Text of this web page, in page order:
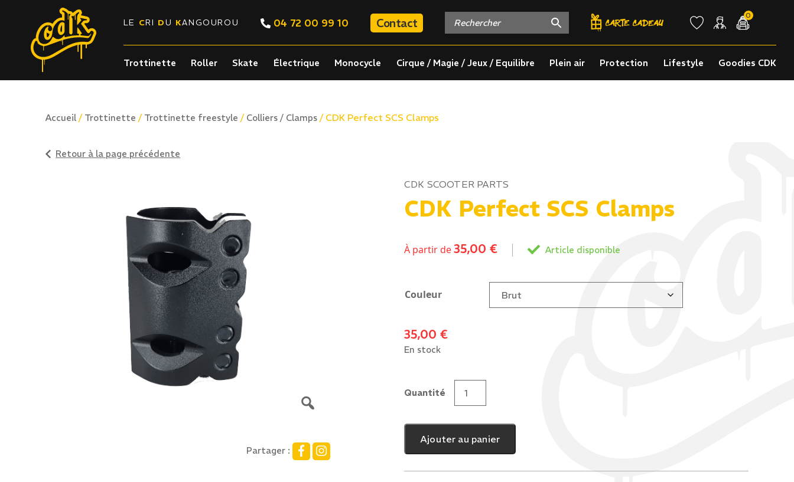
LE CRI DU KANGOUROU 04 72 00 99 10 Contact
0
Trottinette Roller Skate Électrique Monocycle Cirque / Magie / Jeux / Equilibre Plein air Protection Lifestyle Goodies CDK
Accueil / Trottinette / Trottinette freestyle / Colliers / Clamps / CDK Perfect SCS Clamps
Retour à la page précédente
Partager :
CDK SCOOTER PARTS
CDK Perfect SCS Clamps
À partir de35,00 € Article disponible
Couleur
35,00 €
En stock
Quantité
quantité
CDK
Perfect
SCS
Clamps
Ajouter au panier